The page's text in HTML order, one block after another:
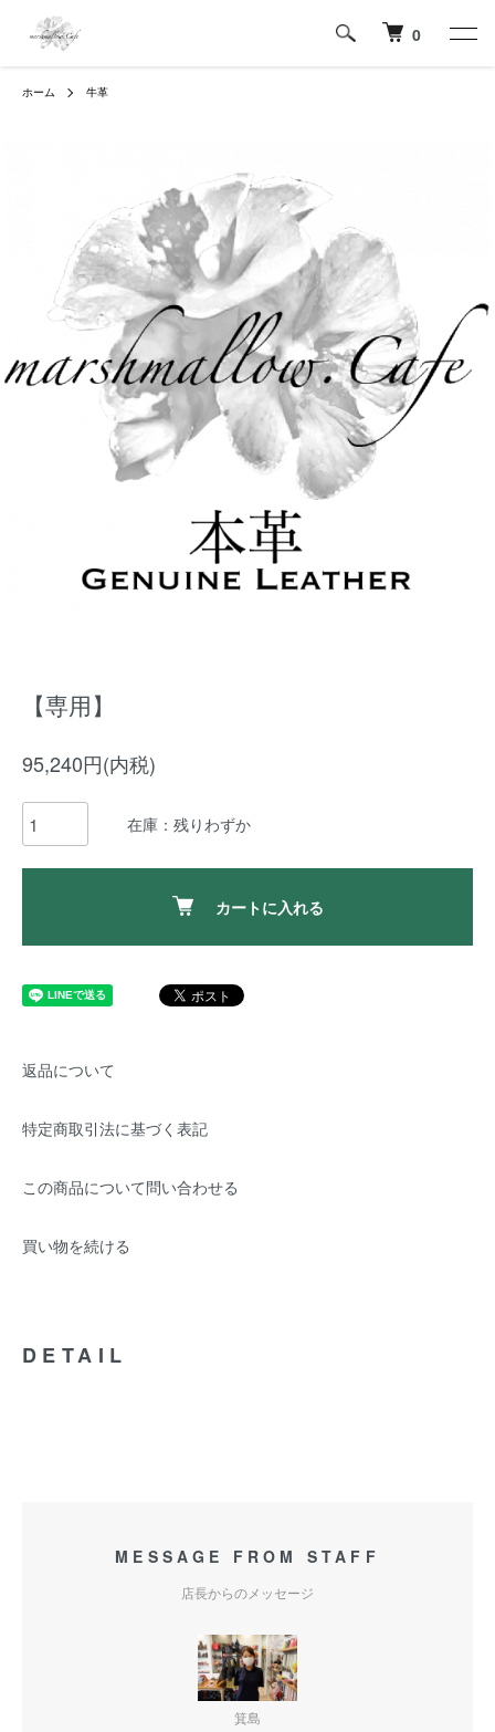
0
ホーム 牛革
【専用】
95,240円(内税)
在庫：残りわずか
カートに入れる
返品について
特定商取引法に基づく表記
この商品について問い合わせる
買い物を続ける
DETAIL
MESSAGE FROM STAFF
店長からのメッセージ
箕島